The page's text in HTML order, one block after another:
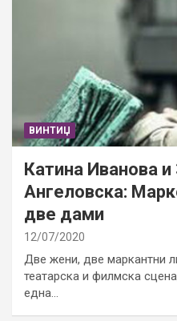
ВИНТИЏ
Катина Иванова
Ангеловска:
две дами
12/07/2020
Две жени, две маркантни
театарска и филмска
една…